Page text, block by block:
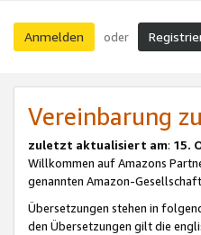
Anmelden oder
Vereinbarung
zuletzt aktualisiert am: 15.
Willkommen auf Amazons
genannten Amazon-
Übersetzungen stehen in
den Übersetzungen gilt die